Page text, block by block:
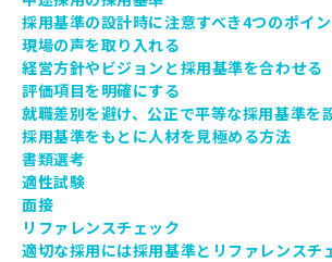
採用基準の設計時に注意すべき4つのポイ
現場の声を取り入れる
経営方針やビジョンと採用基準を合わせる
評価項目を明確にする
就職差別を避け、公正で平等な採用基準を
採用基準をもとに人材を見極める方法
書類選考
適性試験
面接
リファレンスチェック
適切な採用には採用基準とリファレンスチ